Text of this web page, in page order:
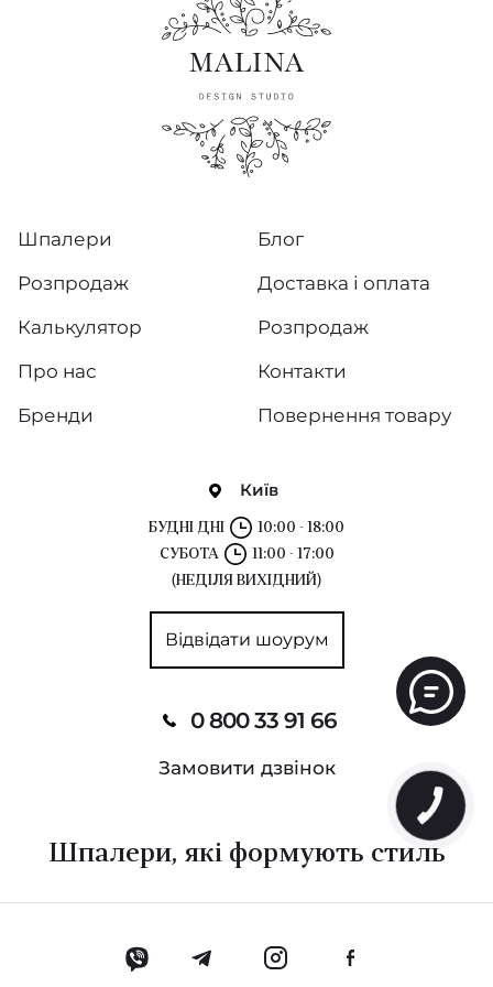
Київ
БУДНІ ДНІ
10:00 - 18:00
СУБОТА
11:00 - 17:00
(НЕДІЛЯ ВИХІДНИЙ)
Відвідати шоурум
0 800 33 91 66
Замовити дзвінок
Шпалери
Розпродаж
Калькулятор
Про нас
Бренди
Блог
Доставка і оплата
Розпродаж
Контакти
Повернення товару
Шпалери, які формують стиль